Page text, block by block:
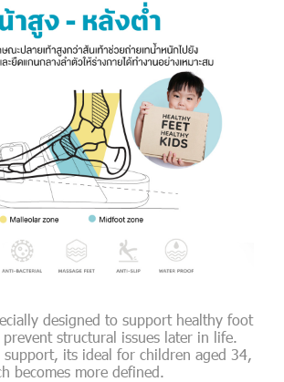
designed to support healthy foot
structural issues later in life.
its ideal for children aged 34,
becomes more defined.